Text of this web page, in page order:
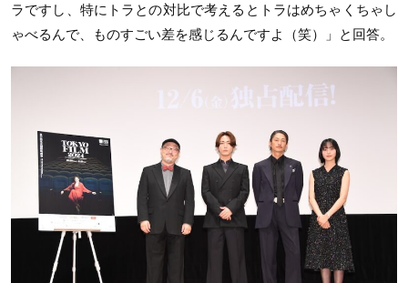
ラですし、特にトラとの対比で考えるとトラはめちゃくちゃし
ゃべるんで、ものすごい差を感じるんですよ（笑）」と回答。